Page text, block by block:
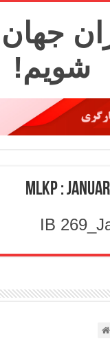
شویم!
MLKP :
IB